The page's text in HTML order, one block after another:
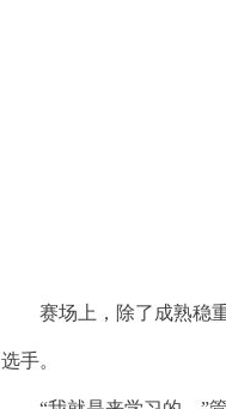
赛场上，除了成熟稳
选手。